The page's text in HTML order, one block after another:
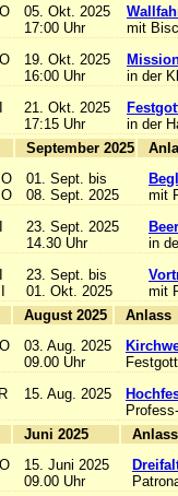
05. Okt. 2025
17:00 Uhr
mit
19. Okt. 2025
16:00 Uhr
in der
21. Okt. 2025
17:15 Uhr
in der
September 2025
01. Sept. bis
08. Sept. 2025
mit
23. Sept. 2025
14.30 Uhr
in
23. Sept. bis
01. Okt. 2025
mit
August 2025
03. Aug. 2025
09.00 Uhr
15. Aug. 2025
Juni 2025
15. Juni 2025
09.00 Uhr